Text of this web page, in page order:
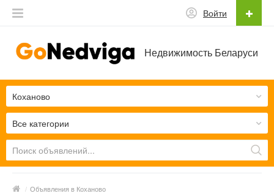
Недвижимость Беларуси
Войти
Все категории
Коханово
/ Объявления в Коханово